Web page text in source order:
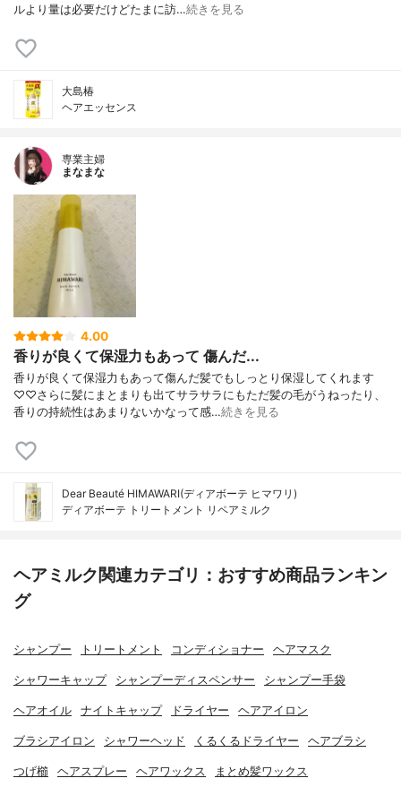
ルより量は必要だけどたまに訪…続きを見る
大島椿
ヘアエッセンス
専業主婦
まなまな
4.00
香りが良くて保湿力もあって 傷んだ...
香りが良くて保湿力もあって傷んだ髪でもしっとり保湿してくれます
♡♡さらに髪にまとまりも出てサラサラにもただ髪の毛がうねったり、
香りの持続性はあまりないかなって感…続きを見る
Dear Beauté HIMAWARI(ディアボーテ ヒマワリ)
ディアボーテ トリートメント リペアミルク
ヘアミルク関連カテゴリ：おすすめ商品ランキン
グ
シャンプー トリートメント コンディショナー ヘアマスク
シャワーキャップ シャンプーディスペンサー シャンプー手袋
ヘアオイル ナイトキャップ ドライヤー ヘアアイロン
ブラシアイロン シャワーヘッド くるくるドライヤー ヘアブラシ
つげ櫛 ヘアスプレー ヘアワックス まとめ髪ワックス